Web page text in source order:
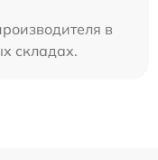
в
складах.